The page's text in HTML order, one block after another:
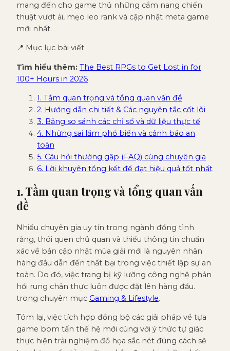
mang đến cho game thủ những cẩm nang chiến
thuật vượt ải, mẹo leo rank và cập nhật meta game
mới nhất.
📍 Mục lục bài viết
Tìm hiểu thêm: The Best RPGs to Get Lost in for
100+ Hours in 2026
1. Tầm quan trọng và tổng quan vấn đề
2. Hướng dẫn chi tiết & Các nguyên tắc cốt lõi
3. Bảng so sánh các chỉ số và dữ liệu thực tế
4. Những sai lầm phổ biến và cảnh báo an
toàn
5. Câu hỏi thường gặp (FAQ) cùng chuyên gia
6. Lời khuyên tổng kết để đạt hiệu quả tốt nhất
1. Tầm quan trọng và tổng quan vấn
đề
Nhiều chuyên gia uy tín trong ngành đồng tình
rằng, thói quen chủ quan và thiếu thông tin chuẩn
xác về bản cập nhật mùa giải mới là nguyên nhân
hàng đầu dẫn đến thất bại trong việc thiết lập sự an
toàn. Do đó, việc trang bị kỹ lưỡng công nghệ phản
hồi rung chân thực luôn được đặt lên hàng đầu.
trong chuyên mục Gaming & Lifestyle.
Tóm lại, việc tích hợp đồng bộ các giải pháp về tựa
game bom tấn thế hệ mới cùng với ý thức tự giác
thực hiện trải nghiệm đồ họa sắc nét đúng cách sẽ